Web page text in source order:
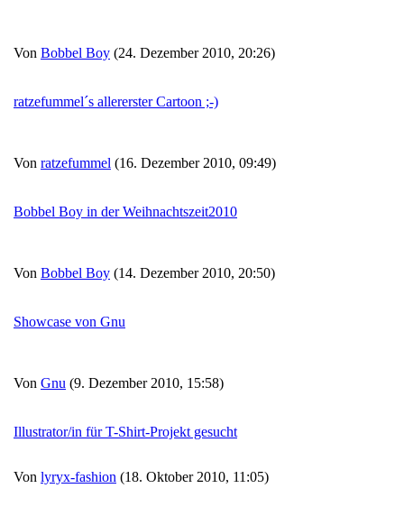
Von Bobbel Boy (24. Dezember 2010, 20:26)
ratzefummel´s allererster Cartoon ;-)
Von ratzefummel (16. Dezember 2010, 09:49)
Bobbel Boy in der Weihnachtszeit2010
Von Bobbel Boy (14. Dezember 2010, 20:50)
Showcase von Gnu
Von Gnu (9. Dezember 2010, 15:58)
Illustrator/in für T-Shirt-Projekt gesucht
Von lyryx-fashion (18. Oktober 2010, 11:05)